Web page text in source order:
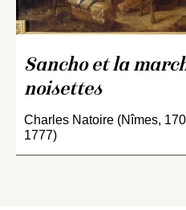
Sancho et la
noisettes
Charles Natoire (Nîmes,
1777)